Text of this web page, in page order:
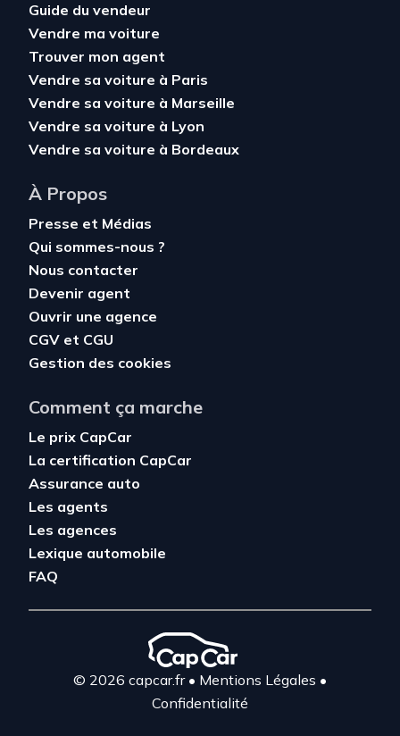
Guide du vendeur
Vendre ma voiture
Trouver mon agent
Vendre sa voiture à Paris
Vendre sa voiture à Marseille
Vendre sa voiture à Lyon
Vendre sa voiture à Bordeaux
À Propos
Presse et Médias
Qui sommes-nous ?
Nous contacter
Devenir agent
Ouvrir une agence
CGV et CGU
Gestion des cookies
Comment ça marche
Le prix CapCar
La certification CapCar
Assurance auto
Les agents
Les agences
Lexique automobile
FAQ
© 2026 capcar.fr• Mentions Légales •
Confidentialité